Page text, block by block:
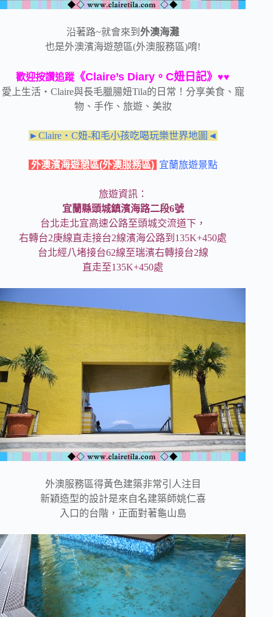
沿著路~就會來到外澳海灘
也是外澳濱海遊憩區(外澳服務區)唷!
歡迎按讚追蹤 《Claire’s Diary。C妞日記》♥♥
愛上生活‧Claire與長毛臘腸妞Tila的日常！分享美食、寵
物、手作、旅遊、美妝
►Claire‧C妞-和毛小孩吃喝玩樂世界地圖◄
外澳濱海遊憩區(外澳服務區) 宜蘭旅遊景點
旅遊資訊：
宜蘭縣頭城鎮濱海路二段6號
台北走北宜高速公路至頭城交流道下，
右轉台2庚線直走接台2線濱海公路到135K+450處
台北經八堵接台62線至瑞濱右轉接台2線
直走至135K+450處
外澳服務區得黃色建築非常引人注目
新穎造型的設計是來自名建築師姚仁喜
入口的台階，正面對著龜山島